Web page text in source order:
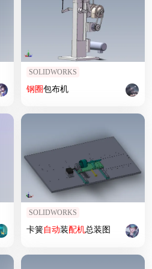
SOLIDWORKS
钢圈包布机
SOLIDWORKS
卡簧自动装配机总装图